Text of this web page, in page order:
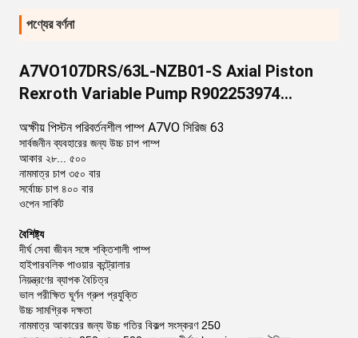
পণ্যের বর্ণনা
A7VO107DRS/63L-NZB01-S Axial Piston
Rexroth Variable Pump R902253974
A7VO107DRS/63L-VZB01-S A7VO সিরিজ
অক্ষীয় পিস্টন পরিবর্তনশীল পাম্প A7VO সিরিজ 63
সার্বজনীন ব্যবহারের জন্য উচ্চ চাপ পাম্প
আকার ২৮... ৫০০
নামমাত্র চাপ ৩৫০ বার
সর্বোচ্চ চাপ ৪০০ বার
ওপেন সার্কিট
বৈশিষ্ট্য
দীর্ঘ সেবা জীবন সঙ্গে শক্তিশালী পাম্প
হাইপারবলিক পাওয়ার কন্ট্রোলার
নিয়ন্ত্রণের ব্যাপক বৈচিত্র
ভাল পরীক্ষিত ঘূর্ণন গ্রুপ প্রযুক্তি
উচ্চ সামগ্রিক দক্ষতা
নামমাত্র আকারের জন্য উচ্চ গতির বিকল্প সংস্করণ 250